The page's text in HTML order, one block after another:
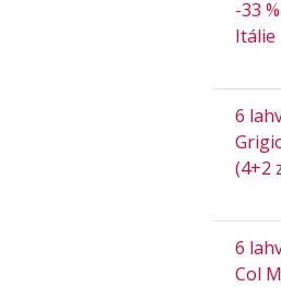
-33
Itálie
6
(4+2
6
Col